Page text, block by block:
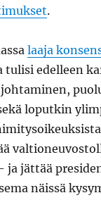
.
laaja
tulisi edelleen
loputkin
ja jättää
näissä